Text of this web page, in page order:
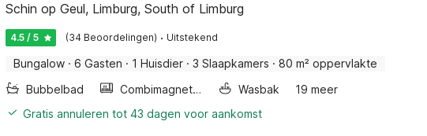
Schin op Geul, Limburg, South of Limburg
4.5 / 5 (34 Beoordelingen) · Uitstekend
Bungalow · 6 Gasten · 1 Huisdier · 3 Slaapkamers · 80 m² oppervlakte
Bubbelbad
Combimagnetron Wasbak
19 meer
Gratis annuleren tot 43 dagen voor aankomst